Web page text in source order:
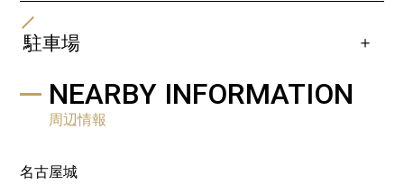
分→「名古屋駅前」下車、徒歩約12分。
[名古屋IC] - 東名阪自動車道 - [上社JCT] - 名古屋高速
→ [錦橋出口] 出口より約10分
[一宮IC] - 名古屋高速 → [明道町出口] 出口より約10分
・東名阪自動車道（奈良・三重方面）
10分
駐車場 ＋
PARKING
※駐車場は2025年3月31日をもちまして、営業を
NEARBY INFORMATION
周辺情報
名古屋城